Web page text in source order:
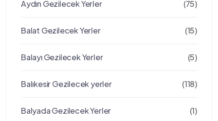
Aydın Gezilecek Yerler (75)
Balat Gezilecek Yerler (15)
Balayı Gezilecek Yerler (5)
Balıkesir Gezilecek yerler (118)
Balyada Gezilecek Yerler (1)